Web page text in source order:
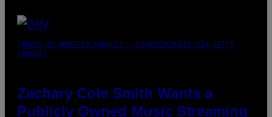
(PHOTO BY ROBERTO PANUCCI – CORBIS/CORBIS VIA GETTY
IMAGES)
Zachary Cole Smith Wants a
Publicly Owned Music Streaming